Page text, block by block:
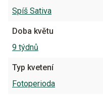
Spíš Sativa
Doba květu
9 týdnů
Typ kvetení
Fotoperioda